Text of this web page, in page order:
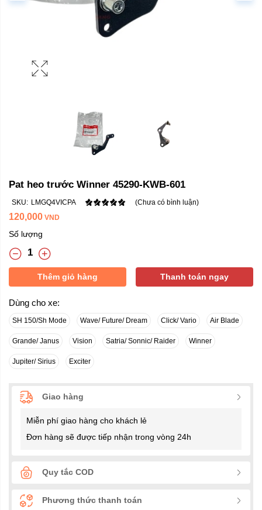
Pat heo trước Winner 45290-KWB-601
SKU: LMGQ4VICPA (Chưa có bình luận)
120,000 VND
Số lượng
Thêm giỏ hàng Thanh toán ngay
Dùng cho xe:
SH 150/Sh Mode Wave/ Future/ Dream Click/ Vario Air Blade
Grande/ Janus Vision Satria/ Sonnic/ Raider Winner
Jupiter/ Sirius Exciter
Giao hàng
Miễn phí giao hàng cho khách lẻ
Đơn hàng sẽ được tiếp nhận trong vòng 24h
Quy tắc COD
Phương thức thanh toán